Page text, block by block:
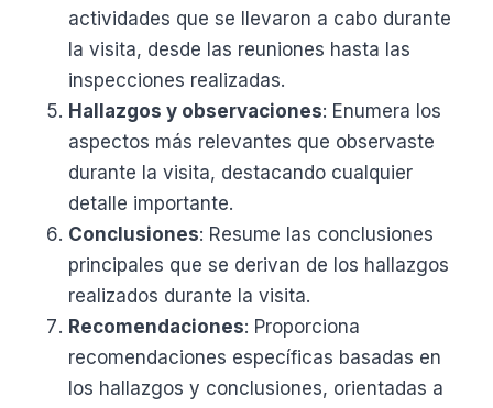
actividades que se llevaron a cabo durante
la visita, desde las reuniones hasta las
inspecciones realizadas.
Hallazgos y observaciones: Enumera los
aspectos más relevantes que observaste
durante la visita, destacando cualquier
detalle importante.
Conclusiones: Resume las conclusiones
principales que se derivan de los hallazgos
realizados durante la visita.
Recomendaciones: Proporciona
recomendaciones específicas basadas en
los hallazgos y conclusiones, orientadas a